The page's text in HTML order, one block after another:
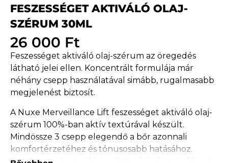
FESZESSÉGET AKTIVÁLÓ OLAJ-
SZÉRUM 30ML
26 000 Ft
Feszességet aktiváló olaj-szérum az öregedés
látható jelei ellen. Koncentrált formulája már
néhány csepp használatával simább, rugalmasabb
megjelenést biztosít.
A Nuxe Merveillance Lift feszességet aktiváló olaj-
szérum 100%-ban aktív textúrával készült.
Mindössze 3 csepp elegendő a bőr azonnali
komfortérzetéhez és tónusosabb hatásához.